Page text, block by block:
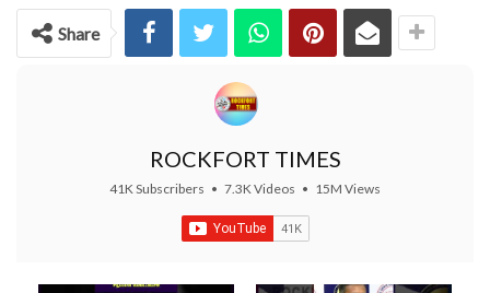
Share
ROCKFORT TIMES
41K Subscribers • 7.3K Videos • 15M Views